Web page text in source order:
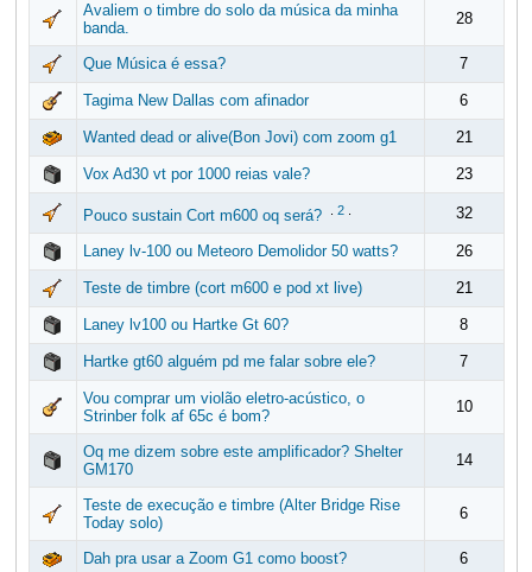
Avaliem o timbre do solo da música da minha
banda.
28
Que Música é essa? 7
Tagima New Dallas com afinador 6
Wanted dead or alive(Bon Jovi) com zoom g1 21
Vox Ad30 vt por 1000 reias vale? 23
Pouco sustain Cort m600 oq será? 2. 32
Laney lv-100 ou Meteoro Demolidor 50 watts? 26
Teste de timbre (cort m600 e pod xt live) 21
Laney lv100 ou Hartke Gt 60? 8
Hartke gt60 alguém pd me falar sobre ele? 7
Vou comprar um violão eletro-acústico, o
Strinber folk af 65c é bom?
10
Oq me dizem sobre este amplificador? Shelter
GM170
14
Teste de execução e timbre (Alter Bridge Rise
Today solo)
6
Dah pra usar a Zoom G1 como boost? 6